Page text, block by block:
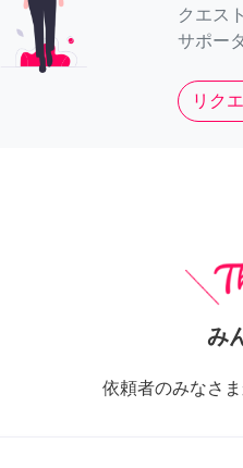
クエス
サポー
リク
み
依頼者のみなさ